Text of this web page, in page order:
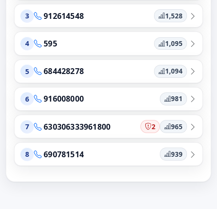
3 912614548 1,528
4 595 1,095
5 684428278 1,094
6 916008000 981
7 630306333961800 2 965
8 690781514 939